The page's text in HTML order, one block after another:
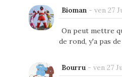
Bioman - ven 27
On peut mettre
de rond, y'a pas
Bourru - ven 27